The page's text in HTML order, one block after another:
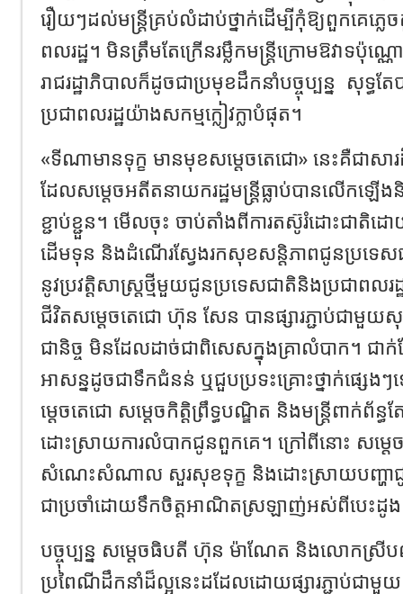
រឿយៗដល់មន្ត្រីគ្រប់លំដាប់ថ្នាក់ដើម្បីកុំឱ្យពួកគេភ្លេច
ពលរដ្ឋ។ មិនត្រឹមតែក្រើនរម្លឹកមន្ត្រីក្រោមឱវាទប៉ុណ្
រាជរដ្ឋាភិបាលក៏ដូចជាប្រមុខដឹកនាំបច្ចុប្បន្ន
សុទ្ធតែ
ប្រជាពលរដ្ឋយ៉ាងសកម្មក្លៀវក្លាបំផុត។
«ទីណាមានទុក្ខ មានមុខសម្តេចតេជោ» នេះគឺជាស
ដែលសម្តេចអតីតនាយករដ្ឋមន្ត្រីធ្លាប់បានលើកឡើ
ខ្ជាប់ខ្ជួន។ មើលចុះ ចាប់តាំងពីការតស៊ូរំដោះជាតិដ
ដើមទុន និងដំណើរស្វែងរកសុខសន្តិភាពជូនប្រទ
នូវប្រវត្តិសាស្ត្រថ្មីមួយជូនប្រទេសជាតិនិងប្រជាពលរ
ជីវិតសម្តេចតេជោ ហ៊ុន សែន បានផ្សារភ្ជាប់ជាមួយសុ
ជានិច្ច មិនដែលដាច់ជាពិសេសក្នុងគ្រាលំបាក។ ជាក់
អាសន្នដូចជាទឹកជំនន់ ឬជួបប្រទះគ្រោះថ្នាក់ផ្សេ
ម្តេចតេជោ សម្តេចកិត្តិព្រឹទ្ធបណ្ឌិត និងមន្ត្រីពាក់ព័ន្ធត
ដោះស្រាយការលំបាកជូនពួកគេ។ ក្រៅពីនោះ សម្តេ
សំណេះសំណាល សួរសុខទុក្ខ និងដោះស្រាយបញ្ហាជូន
ជាប្រចាំដោយទឹកចិត្តអាណិតស្រឡាញ់អស់ពីបេះដូ
បច្ចុប្បន្ន សម្តេចធិបតី ហ៊ុន ម៉ាណែត និងលោកស្រីប
ប្រពៃណីដឹកនាំដ៏ល្អនេះដដែលដោយផ្សារភ្ជាប់ជាមួ